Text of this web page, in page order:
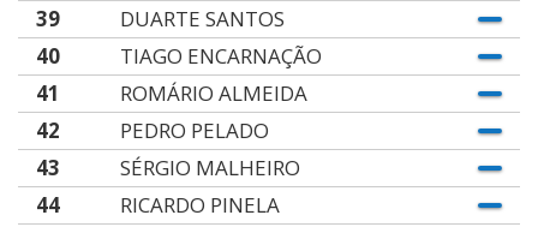
39
DUARTE SANTOS
40
TIAGO ENCARNAÇÃO
41
ROMÁRIO ALMEIDA
42
PEDRO PELADO
43
SÉRGIO MALHEIRO
44
RICARDO PINELA